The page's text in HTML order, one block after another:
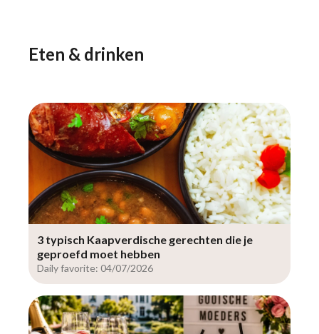
Eten & drinken
3 typisch Kaapverdische gerechten die je
geproefd moet hebben
Daily favorite: 04/07/2026